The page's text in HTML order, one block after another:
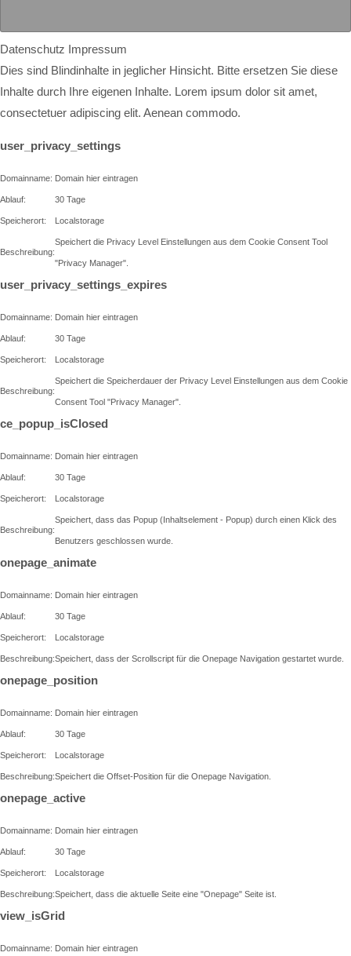
Datenschutz Impressum
Dies sind Blindinhalte in jeglicher Hinsicht. Bitte ersetzen Sie diese
Inhalte durch Ihre eigenen Inhalte. Lorem ipsum dolor sit amet,
consectetuer adipiscing elit. Aenean commodo.
user_privacy_settings
Domainname: Domain hier eintragen
Ablauf: 30 Tage
Speicherort: Localstorage
Beschreibung:
Speichert die Privacy Level Einstellungen aus dem Cookie Consent Tool
"Privacy Manager".
user_privacy_settings_expires
Domainname: Domain hier eintragen
Ablauf: 30 Tage
Speicherort: Localstorage
Beschreibung:
Speichert die Speicherdauer der Privacy Level Einstellungen aus dem Cookie
Consent Tool "Privacy Manager".
ce_popup_isClosed
Domainname: Domain hier eintragen
Ablauf: 30 Tage
Speicherort: Localstorage
Beschreibung:
Speichert, dass das Popup (Inhaltselement - Popup) durch einen Klick des
Benutzers geschlossen wurde.
onepage_animate
Domainname: Domain hier eintragen
Ablauf: 30 Tage
Speicherort: Localstorage
Beschreibung:Speichert, dass der Scrollscript für die Onepage Navigation gestartet wurde.
onepage_position
Domainname: Domain hier eintragen
Ablauf: 30 Tage
Speicherort: Localstorage
Beschreibung:Speichert die Offset-Position für die Onepage Navigation.
onepage_active
Domainname: Domain hier eintragen
Ablauf: 30 Tage
Speicherort: Localstorage
Beschreibung:Speichert, dass die aktuelle Seite eine "Onepage" Seite ist.
view_isGrid
Domainname: Domain hier eintragen